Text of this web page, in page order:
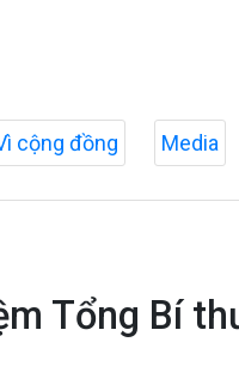
cộng đồng Media
Tổng Bí